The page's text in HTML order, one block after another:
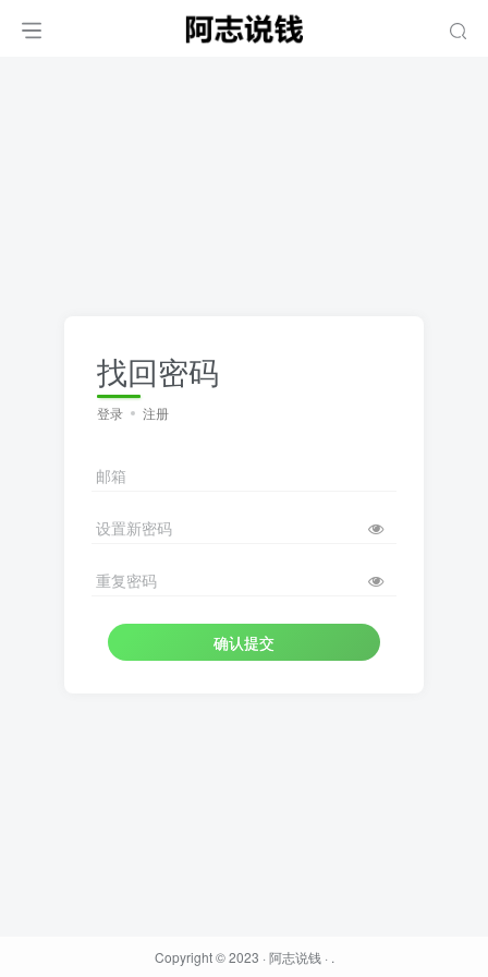
找回密码
登录 注册
邮箱
设置新密码
重复密码
确认提交
Copyright © 2023 ·阿志说钱· .